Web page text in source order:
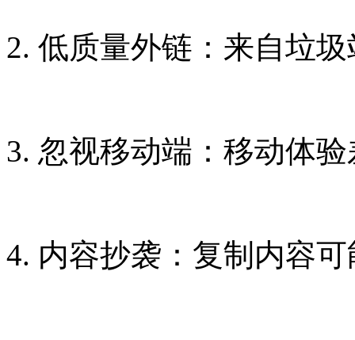
2. 低质量外链：来自垃
3. 忽视移动端：移动体
4. 内容抄袭：复制内容